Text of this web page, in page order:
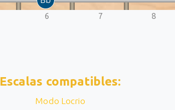
6 7 8
Escalas compatibles:
Modo Locrio